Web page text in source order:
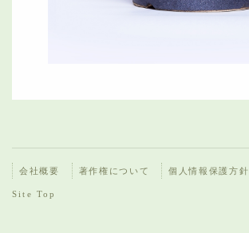
会社概要 著作権について 個人情報保護方針
Site Top